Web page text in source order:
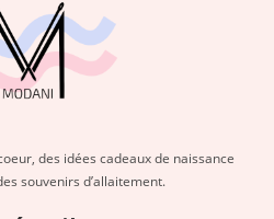
des idées cadeaux de naissance
souvenirs d’allaitement.